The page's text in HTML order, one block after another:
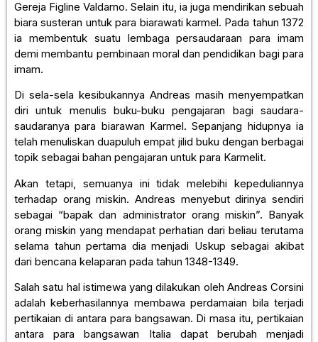
Gereja Figline Valdarno. Selain itu, ia juga mendirikan sebuah
biara susteran untuk para biarawati karmel. Pada tahun 1372
ia membentuk suatu lembaga persaudaraan para imam
demi membantu pembinaan moral dan pendidikan bagi para
imam.
Di sela-sela kesibukannya Andreas masih menyempatkan
diri untuk menulis buku-buku pengajaran bagi saudara-
saudaranya para biarawan Karmel. Sepanjang hidupnya ia
telah menuliskan duapuluh empat jilid buku dengan berbagai
topik sebagai bahan pengajaran untuk para Karmelit.
Akan tetapi, semuanya ini tidak melebihi kepeduliannya
terhadap orang miskin. Andreas menyebut dirinya sendiri
sebagai “bapak dan administrator orang miskin”. Banyak
orang miskin yang mendapat perhatian dari beliau terutama
selama tahun pertama dia menjadi Uskup sebagai akibat
dari bencana kelaparan pada tahun 1348-1349.
Salah satu hal istimewa yang dilakukan oleh Andreas Corsini
adalah keberhasilannya membawa perdamaian bila terjadi
pertikaian di antara para bangsawan. Di masa itu, pertikaian
antara para bangsawan Italia dapat berubah menjadi